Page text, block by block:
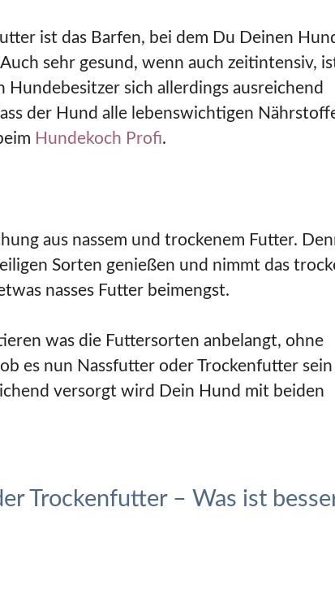
ist das Barfen, bei dem Du Deinen
sehr gesund, wenn auch zeitintensiv,
sich allerdings ausreichend
der Hund alle lebenswichtigen
Hundekoch Profi.
aus nassem und trockenem Futter.
Sorten genießen und nimmt das
nasses Futter beimengst.
was die Futtersorten anbelangt, ohne
es nun Nassfutter oder Trockenfutter sein
versorgt wird Dein Hund mit beiden
Trockenfutter – Was ist